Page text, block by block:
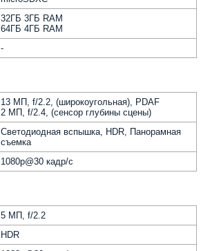
32ГБ 3ГБ RAM
64ГБ 4ГБ RAM
-
13 МП, f/2.2, (широкоугольная), PDAF
2 МП, f/2.4, (сенсор глубины сцены)
Светодиодная вспышка, HDR, Панорамная
съемка
1080p@30 кадр/с
5 МП, f/2.2
HDR